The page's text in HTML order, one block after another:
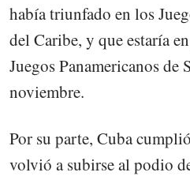
había triunfado en los
del Caribe, y que estaría
Juegos Panamericanos de
noviembre.
Por su parte, Cuba
volvió a subirse al podio